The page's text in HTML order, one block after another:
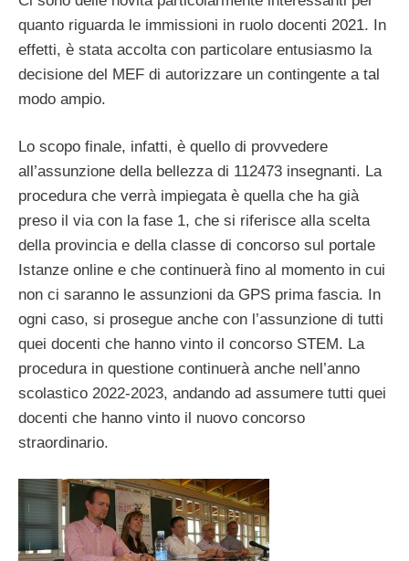
quanto riguarda le immissioni in ruolo docenti 2021. In
effetti, è stata accolta con particolare entusiasmo la
decisione del MEF di autorizzare un contingente a tal
modo ampio.
Lo scopo finale, infatti, è quello di provvedere
all’assunzione della bellezza di 112473 insegnanti. La
procedura che verrà impiegata è quella che ha già
preso il via con la fase 1, che si riferisce alla scelta
della provincia e della classe di concorso sul portale
Istanze online e che continuerà fino al momento in cui
non ci saranno le assunzioni da GPS prima fascia. In
ogni caso, si prosegue anche con l’assunzione di tutti
quei docenti che hanno vinto il concorso STEM. La
procedura in questione continuerà anche nell’anno
scolastico 2022-2023, andando ad assumere tutti quei
docenti che hanno vinto il nuovo concorso
straordinario.